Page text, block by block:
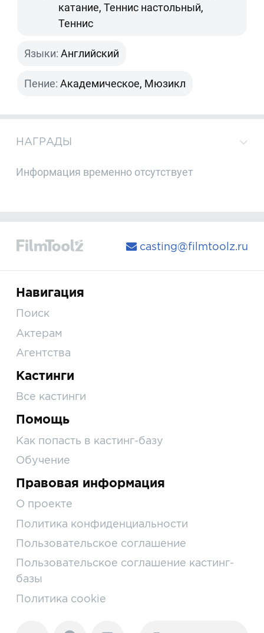
катание, Теннис настольный,
Теннис
Языки: Английский
Пение: Академическое, Мюзикл
НАГРАДЫ
Информация временно отсутствует
casting@filmtoolz.ru
Навигация
Поиск
Актерам
Агентства
Кастинги
Все кастинги
Помощь
Как попасть в кастинг-базу
Обучение
Правовая информация
О проекте
Политика конфиденциальности
Пользовательское соглашение
Пользовательское соглашение кастинг-
базы
Политика cookie